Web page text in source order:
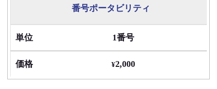
番号ポータビリティ
1番号
¥2,000